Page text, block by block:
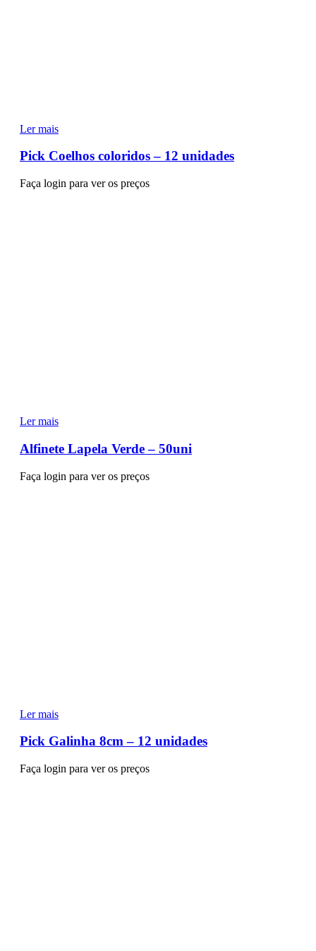
Ler mais
Pick Coelhos coloridos – 12 unidades
Faça login para ver os preços
Ler mais
Alfinete Lapela Verde – 50uni
Faça login para ver os preços
Ler mais
Pick Galinha 8cm – 12 unidades
Faça login para ver os preços